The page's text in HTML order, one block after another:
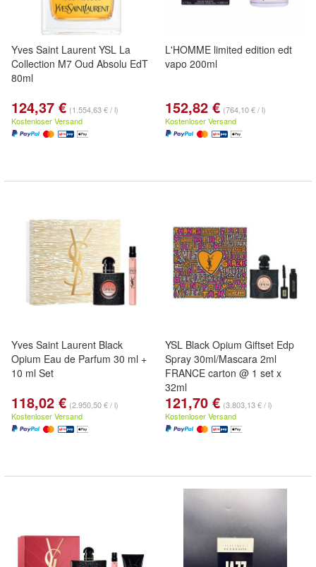
Yves Saint Laurent YSL La
Collection M7 Oud Absolu EdT
80ml
124,37 € (1.554,63 € / l)
Kostenloser Versand
L'HOMME limited edition edt
vapo 200ml
152,82 € (764,10 € / l)
Kostenloser Versand
Yves Saint Laurent Black
Opium Eau de Parfum 30 ml +
10 ml Set
118,02 € (2.950,50 € / l)
Kostenloser Versand
YSL Black Opium Giftset Edp
Spray 30ml/Mascara 2ml
FRANCE carton @ 1 set x
32ml
121,70 € (3.803,13 € / l)
Kostenloser Versand